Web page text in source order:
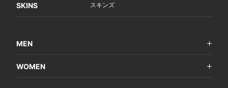
SKINS スキンズ
MEN
WOMEN